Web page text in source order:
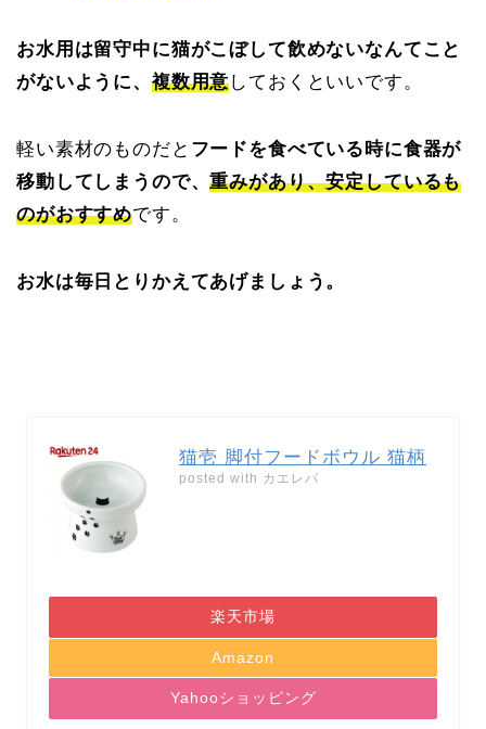
お水用は留守中に猫がこぼして飲めないなんてこと
がないように、 複数用意しておくといいです。
軽い素材のものだと フードを食べている時に食器が
移動してしまうので、重みがあり、安定しているも
のがおすすめです。
お水は毎日とりかえてあげましょう。
猫壱 脚付フードボウル 猫柄
posted with カエレバ
楽天市場
Amazon
Yahooショッピング